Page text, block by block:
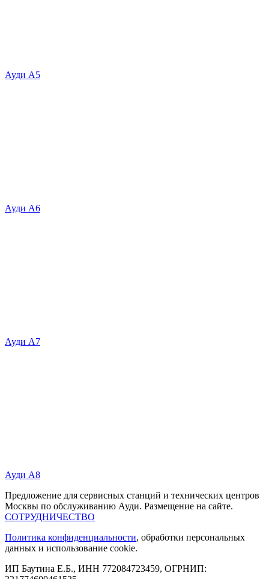
Ауди А5
Ауди А6
Ауди А7
Ауди А8
Предложение для сервисных станций и технических центров
Москвы по обслуживанию Ауди. Размещение на сайте.
СОТРУДНИЧЕСТВО
Политика конфиденциальности, обработки персональных
данных и использование cookie.
ИП Баутина Е.Б., ИНН 772084723459, ОГРНИП: